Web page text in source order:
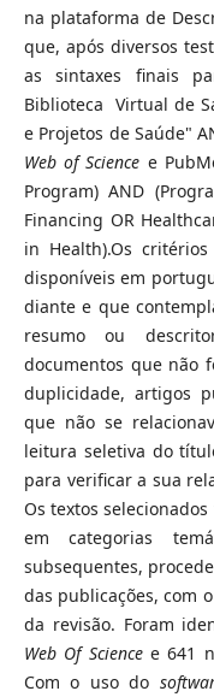
na plataforma de
que, após diversos
as sintaxes finais
Biblioteca Virtual de
e Projetos de Saúde"
Web of Science e
Program) AND
Financing OR
in Health).Os
disponíveis em
diante e que
resumo ou
documentos que não
duplicidade, artigos
que não se
leitura seletiva do
para verificar a sua
Os textos
em categorias
subsequentes,
das publicações, com
da revisão. Foram
Web Of Sciencee 641
Com o uso do